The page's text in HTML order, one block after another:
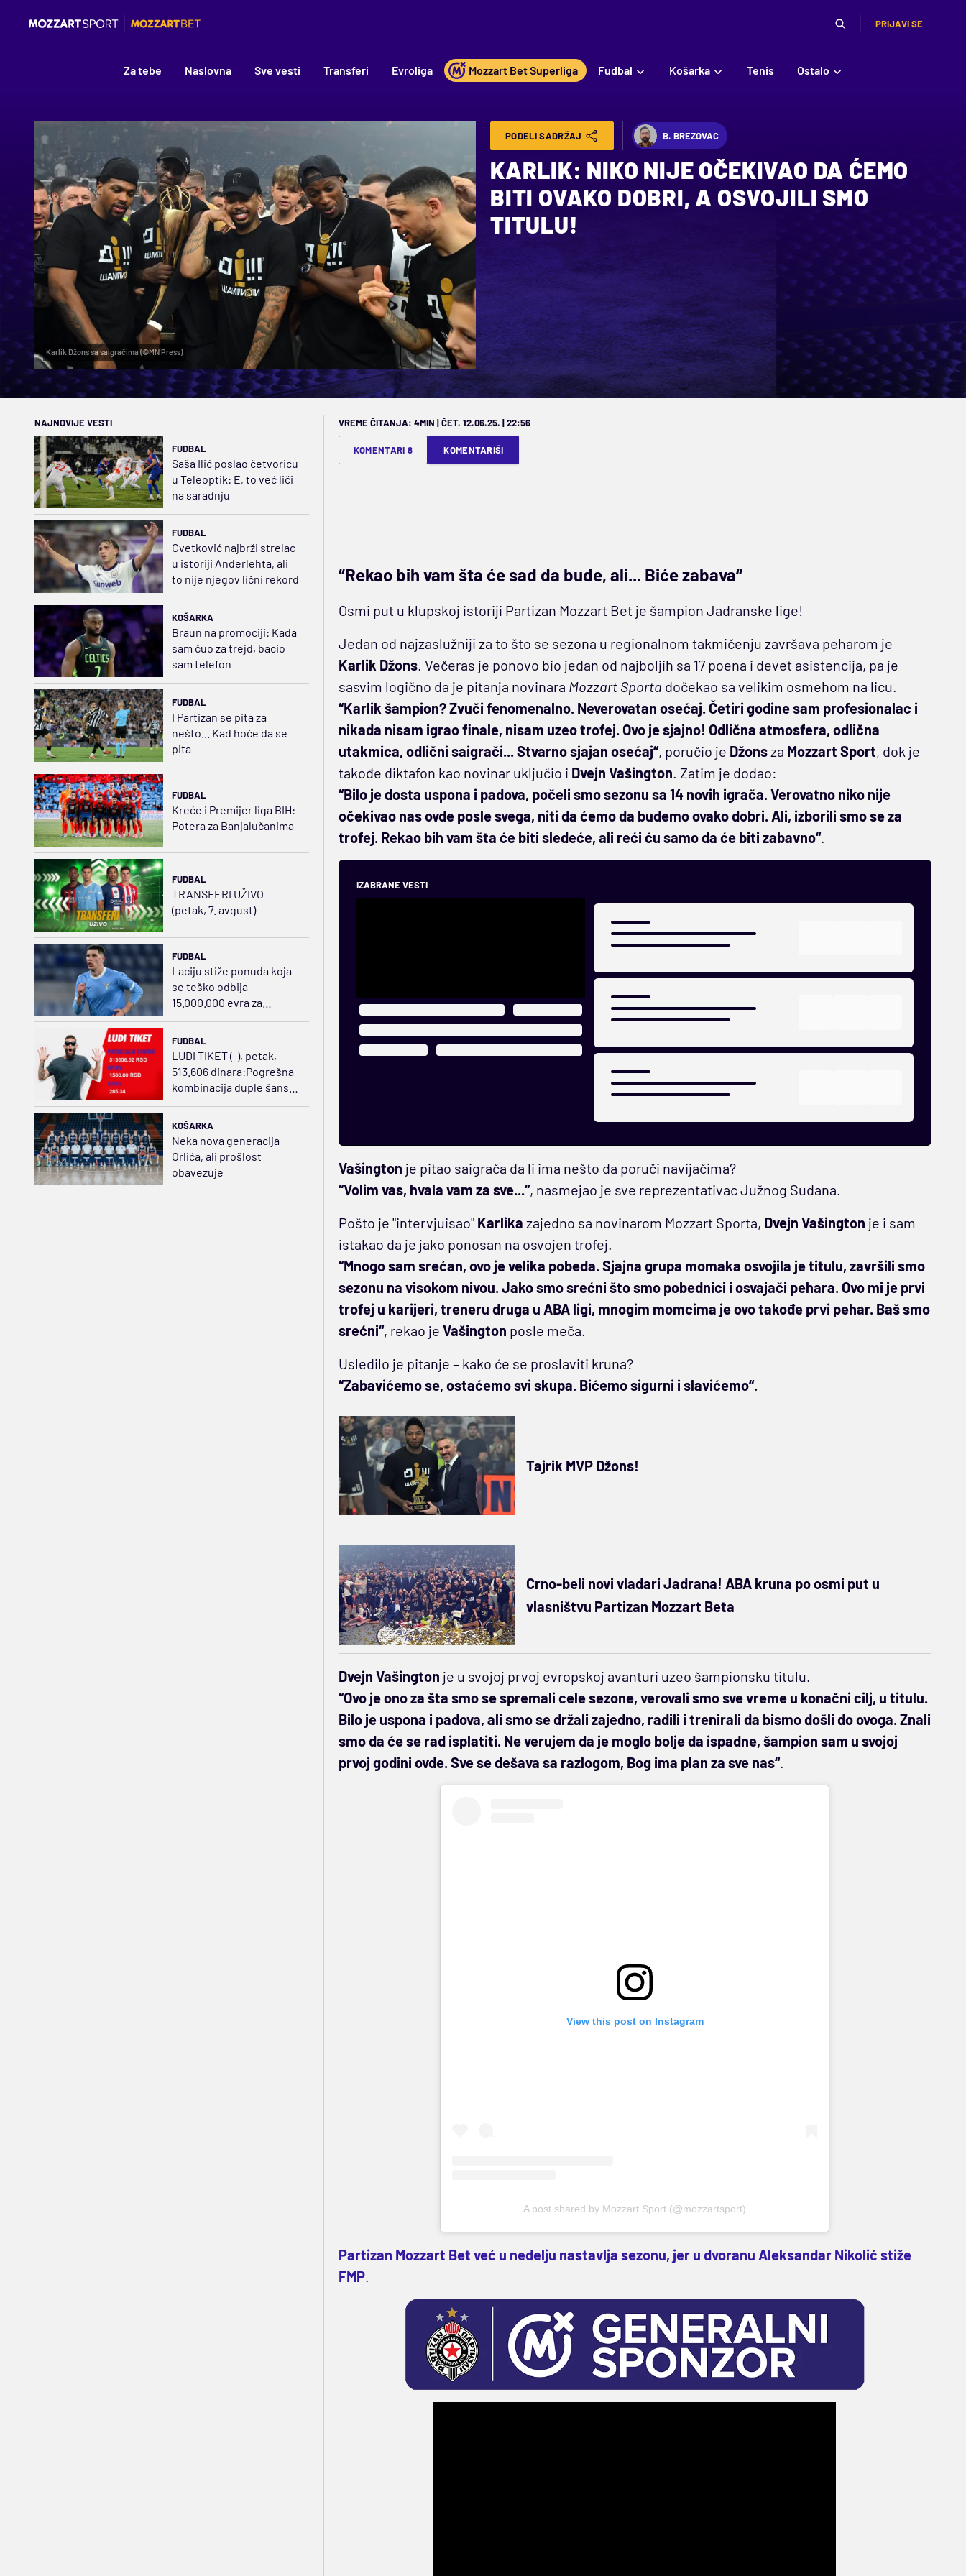
PRIJAVI SE
Za tebe Naslovna Sve vesti Transferi Evroliga Mozzart Bet Superliga Fudbal Košarka Tenis Ostalo
Karlik Džons sa saigračima (©MN Press)
PODELI SADRŽAJ B. BREZOVAC
KARLIK: NIKO NIJE OČEKIVAO DA ĆEMO
BITI OVAKO DOBRI, A OSVOJILI SMO
TITULU!
NAJNOVIJE VESTI
FUDBAL
Saša Ilić poslao četvoricu
u Teleoptik: E, to već liči
na saradnju
FUDBAL
Cvetković najbrži strelac
u istoriji Anderlehta, ali
to nije njegov lični rekord
KOŠARKA
Braun na promociji: Kada
sam čuo za trejd, bacio
sam telefon
FUDBAL
I Partizan se pita za
nešto... Kad hoće da se
pita
FUDBAL
Kreće i Premijer liga BIH:
Potera za Banjalučanima
FUDBAL
TRANSFERI UŽIVO
(petak, 7. avgust)
FUDBAL
Laciju stiže ponuda koja
se teško odbija -
15.000.000 evra za
Ratkova
FUDBAL
LUDI TIKET (-), petak,
513.606 dinara:Pogrešna
kombinacija duple šanse
dobitak
KOŠARKA
Neka nova generacija
Orlića, ali prošlost
obavezuje
VREME ČITANJA: 4MIN | ČET. 12.06.25. | 22:56
KOMENTARI 8 KOMENTARIŠI
“Rekao bih vam šta će sad da bude, ali... Biće zabava“
Osmi put u klupskoj istoriji Partizan Mozzart Bet je šampion Jadranske lige!
Jedan od najzaslužniji za to što se sezona u regionalnom takmičenju završava peharom je
Karlik Džons. Večeras je ponovo bio jedan od najboljih sa 17 poena i devet asistencija, pa je
sasvim logično da je pitanja novinara Mozzart Sporta dočekao sa velikim osmehom na licu.
“Karlik šampion? Zvuči fenomenalno. Neverovatan osećaj. Četiri godine sam profesionalac i
nikada nisam igrao finale, nisam uzeo trofej. Ovo je sjajno! Odlična atmosfera, odlična
utakmica, odlični saigrači... Stvarno sjajan osećaj“, poručio je Džonsza Mozzart Sport, dok je
takođe diktafon kao novinar uključio i Dvejn Vašington. Zatim je dodao:
“Bilo je dosta uspona i padova, počeli smo sezonu sa 14 novih igrača. Verovatno niko nije
očekivao nas ovde posle svega, niti da ćemo da budemo ovako dobri. Ali, izborili smo se za
trofej. Rekao bih vam šta će biti sledeće, ali reći ću samo da će biti zabavno“.
IZABRANE VESTI
Vašington je pitao saigrača da li ima nešto da poruči navijačima?
“Volim vas, hvala vam za sve...“, nasmejao je sve reprezentativac Južnog Sudana.
Pošto je "intervjuisao" Karlika zajedno sa novinarom Mozzart Sporta, Dvejn Vašington je i sam
istakao da je jako ponosan na osvojen trofej.
“Mnogo sam srećan, ovo je velika pobeda. Sjajna grupa momaka osvojila je titulu, završili smo
sezonu na visokom nivou. Jako smo srećni što smo pobednici i osvajači pehara. Ovo mi je prvi
trofej u karijeri, treneru druga u ABA ligi, mnogim momcima je ovo takođe prvi pehar. Baš smo
srećni“, rekao je Vašington posle meča.
Usledilo je pitanje – kako će se proslaviti kruna?
“Zabavićemo se, ostaćemo svi skupa. Bićemo sigurni i slavićemo“.
Tajrik MVP Džons!
Crno-beli novi vladari Jadrana! ABA kruna po osmi put u
vlasništvu Partizan Mozzart Beta
Dvejn Vašington je u svojoj prvoj evropskoj avanturi uzeo šampionsku titulu.
“Ovo je ono za šta smo se spremali cele sezone, verovali smo sve vreme u konačni cilj, u titulu.
Bilo je uspona i padova, ali smo se držali zajedno, radili i trenirali da bismo došli do ovoga. Znali
smo da će se rad isplatiti. Ne verujem da je moglo bolje da ispadne, šampion sam u svojoj
prvoj godini ovde. Sve se dešava sa razlogom, Bog ima plan za sve nas“.
View this post on Instagram
A post shared by Mozzart Sport (@mozzartsport)
Partizan Mozzart Bet već u nedelju nastavlja sezonu, jer u dvoranu Aleksandar Nikolić stiže
FMP.